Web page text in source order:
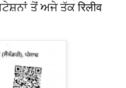
ਤੋਂ ਅਜੇ ਤੱਕ रिलीव